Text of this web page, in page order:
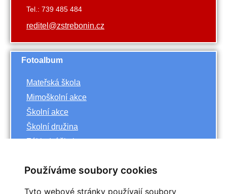
Používáme soubory cookies
Tyto webové stránky používají soubory
Tel.: 739 485 484
reditel@zstrebonin.cz
Fotoalbum
Mateřská škola
Mimoškolní akce
Školní akce
Školní družina
Základní škola
Archiv